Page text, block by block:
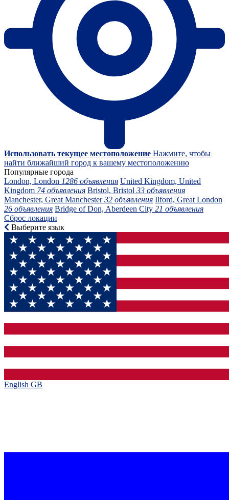
Использовать текущее местоположение Нажмите, чтобы
найти ближайший город к вашему местоположению
Популярные города
London, London 1286 объявления United Kingdom, United
Kingdom 74 объявления Bristol, Bristol 33 объявления
Manchester, Great Manchester32 объявления Ilford, Great London
26 объявления Bridge of Don, Aberdeen City 21 объявления
Сброс локации
Выберите язык
English GB‎